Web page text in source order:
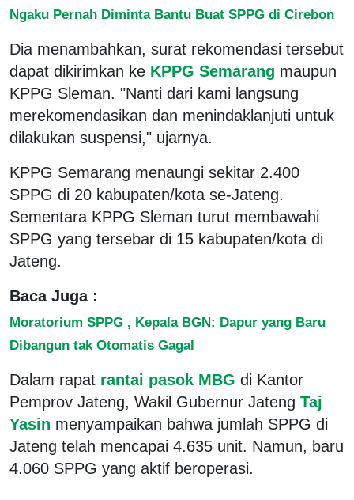
Ngaku Pernah Diminta Bantu Buat SPPG di Cirebon
Dia menambahkan, surat rekomendasi tersebut
dapat dikirimkan ke KPPG Semarang maupun
KPPG Sleman. "Nanti dari kami langsung
merekomendasikan dan menindaklanjuti untuk
dilakukan suspensi," ujarnya.
KPPG Semarang menaungi sekitar 2.400
SPPG di 20 kabupaten/kota se-Jateng.
Sementara KPPG Sleman turut membawahi
SPPG yang tersebar di 15 kabupaten/kota di
Jateng.
Baca Juga :
Moratorium SPPG , Kepala BGN: Dapur yang Baru
Dibangun tak Otomatis Gagal
Dalam rapat rantai pasok MBG di Kantor
Pemprov Jateng, Wakil Gubernur Jateng Taj
Yasin menyampaikan bahwa jumlah SPPG di
Jateng telah mencapai 4.635 unit. Namun, baru
4.060 SPPG yang aktif beroperasi.